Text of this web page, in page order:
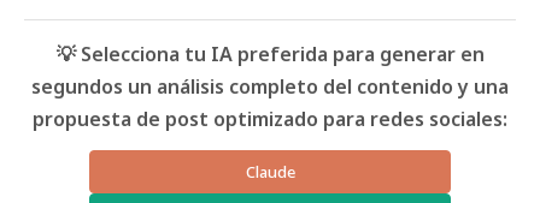
💡 Selecciona tu IA preferida para generar en
segundos un análisis completo del contenido y una
propuesta de post optimizado para redes sociales:
Claude